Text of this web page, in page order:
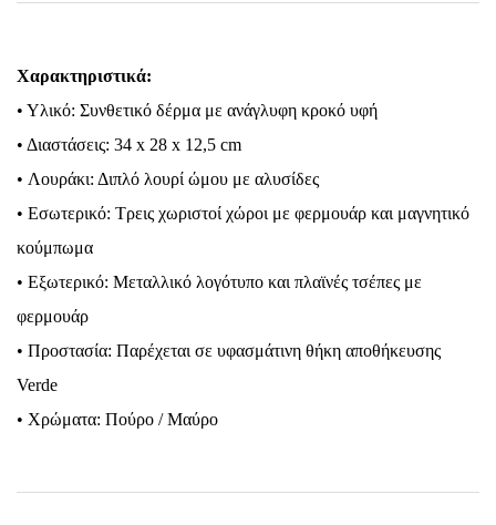
Χαρακτηριστικά:
• Υλικό: Συνθετικό δέρμα με ανάγλυφη κροκό υφή
• Διαστάσεις: 34 x 28 x 12,5 cm
• Λουράκι: Διπλό λουρί ώμου με αλυσίδες
• Εσωτερικό: Τρεις χωριστοί χώροι με φερμουάρ και μαγνητικό
κούμπωμα
• Εξωτερικό: Μεταλλικό λογότυπο και πλαϊνές τσέπες με
φερμουάρ
• Προστασία: Παρέχεται σε υφασμάτινη θήκη αποθήκευσης
Verde
• Χρώματα: Πούρο / Μαύρο